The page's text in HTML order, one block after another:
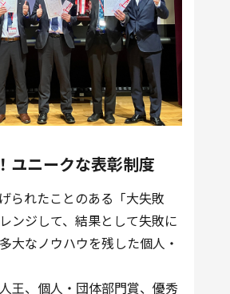
ユニークな表彰制度
られたことのある「大失敗
ンジして、結果として失敗に
大なノウハウを残した個人・
王、個人・団体部門賞、優秀